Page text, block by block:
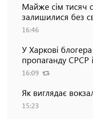
Майже сім тисяч
залишилися без
16:46
У Харкові
пропаганду СРСР і
16:09
Як виглядає
15:23